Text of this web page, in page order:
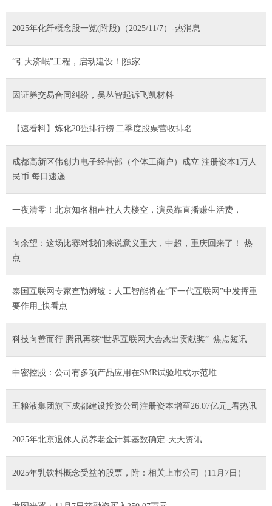
2025年化纤概念股一览(附股)（2025/11/7）-热消息
“引大济岷”工程，启动建设！|独家
因证券交易合同纠纷，吴丛智起诉飞凯材料
【速看料】炼化20强排行榜|二季度股票营收排名
成都高新区伟创力电子经营部（个体工商户）成立 注册资本1万人
民币 每日速递
一夜清零！北京知名相声社人去楼空，演员靠直播赚生活费，
向余望：这场比赛对我们来说意义重大，中超，重庆回来了！ 热
点
泰国互联网专家查勒姆坡：人工智能将在“下一代互联网”中发挥重
要作用_快看点
科技向善而行 腾讯再获“世界互联网大会杰出贡献奖”_焦点短讯
中密控股：公司有多项产品应用在SMR试验堆或示范堆
五粮液集团旗下成都建设投资公司注册资本增至26.07亿元_看热讯
2025年北京退休人员养老金计算基数确定-天天资讯
2025年乳饮料概念受益的股票，附：相关上市公司（11月7日）